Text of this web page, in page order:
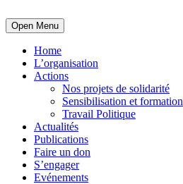
Open Menu
Home
L’organisation
Actions
Nos projets de solidarité
Sensibilisation et formation
Travail Politique
Actualités
Publications
Faire un don
S’engager
Evénements